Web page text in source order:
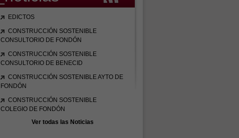
EDICTOS
CONSTRUCCIÓN SOSTENIBLE
CONSULTORIO DE FONDÓN
CONSTRUCCIÓN SOSTENIBLE
CONSULTORIO DE BENECID
CONSTRUCCIÓN SOSTENIBLE AYTO DE
FONDÓN
CONSTRUCCIÓN SOSTENIBLE
COLEGIO DE FONDÓN
Ver todas las Noticias